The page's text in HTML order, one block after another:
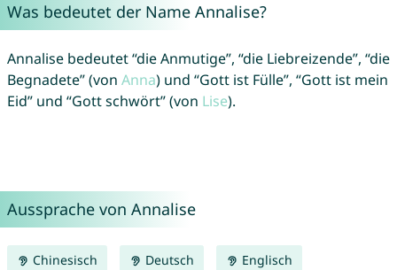
Was bedeutet der Name Annalise?
Annalise bedeutet “die Anmutige”, “die Liebreizende”, “die
Begnadete” (von Anna) und “Gott ist Fülle”, “Gott ist mein
Eid” und “Gott schwört” (von Lise).
Aussprache von Annalise
Chinesisch Deutsch Englisch